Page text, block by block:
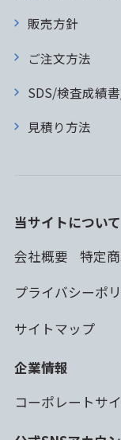
販売方針
ご注文方法
SDS/検査成績
見積り方法
当サイトについて
会社概要
特定
プライバシーポ
サイトマップ
企業情報
コーポレートサ